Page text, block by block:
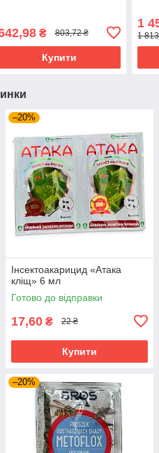
₴ 803,72 ₴
Купити
1
1
–20%
Інсектоакарицид «Атака
кліщ» 6 мл
Готово до відправки
17,60 ₴ 22 ₴
Купити
–20%